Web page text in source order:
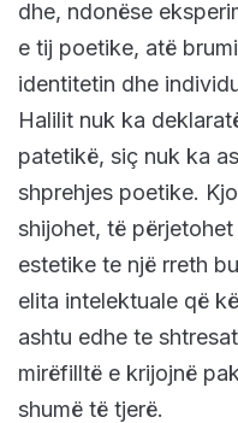
dhe, ndonëse
e tij poetike, atë
identitetin dhe
Halilit nuk ka
patetikë, siç nuk ka
shprehjes poetike.
shijohet, të
estetike te një rreth
elita intelektuale që
ashtu edhe te
mirëfilltë e krijojnë
shumë të tjerë.